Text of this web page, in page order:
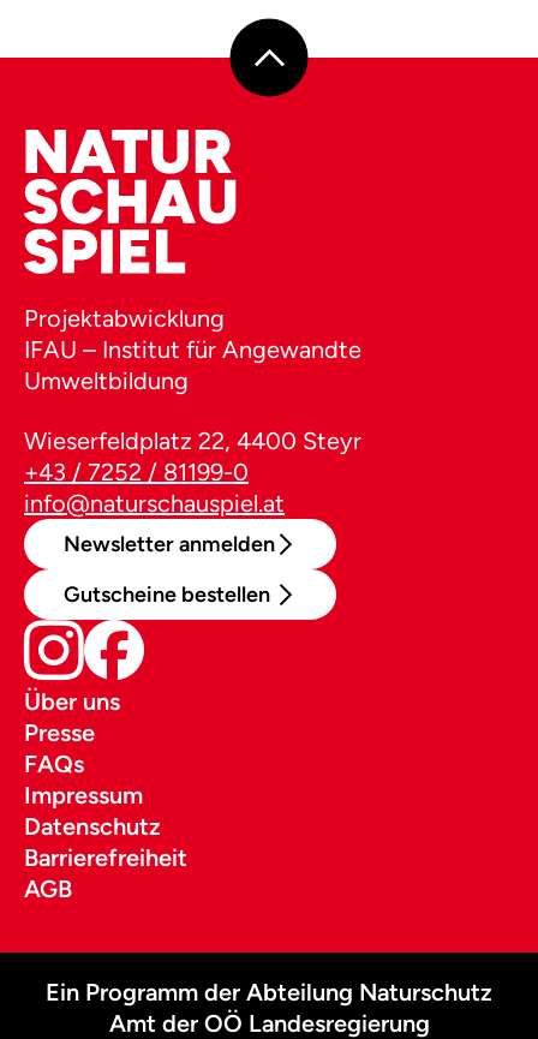
Projektabwicklung
IFAU – Institut für Angewandte
Umweltbildung
Wieserfeldplatz 22, 4400 Steyr
+43 / 7252 / 81199-0
info@naturschauspiel.at
Newsletter anmelden
Gutscheine bestellen
Über uns
Presse
FAQs
Impressum
Datenschutz
Barrierefreiheit
AGB
Ein Programm der Abteilung Naturschutz
Amt der OÖ Landesregierung